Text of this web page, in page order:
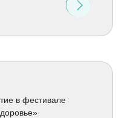
в фестивале